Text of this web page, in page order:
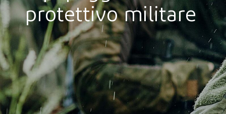
protettivo militare